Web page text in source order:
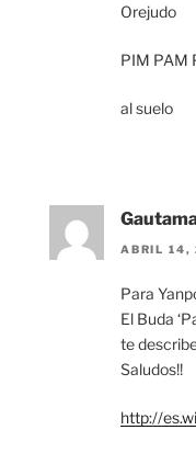
Orejudo
PIM PAM
al suelo
ABRIL 14,
Para
El Buda
te
Saludos!!
http://